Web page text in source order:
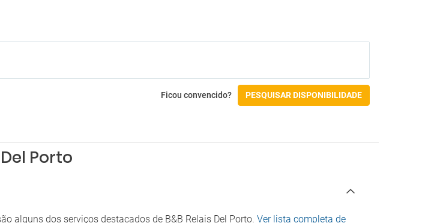
Secador
Ficou convencido? PESQUISAR DISPONIBILIDADE
Porto
alguns dos serviços destacados de B&B Relais Del Porto. Ver lista completa de